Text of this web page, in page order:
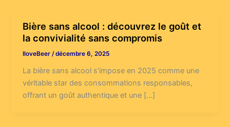
Bière sans alcool : découvrez le goût et
la convivialité sans compromis
IloveBeer/décembre 6, 2025
La bière sans alcool s’impose en 2025 comme une
véritable star des consommations responsables,
offrant un goût authentique et une […]